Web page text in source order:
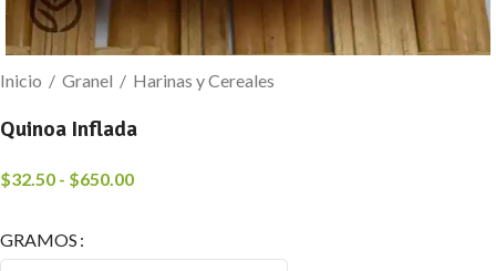
Inicio / Granel / Harinas y Cereales
Quinoa Inflada
$32.50 - $650.00
GRAMOS